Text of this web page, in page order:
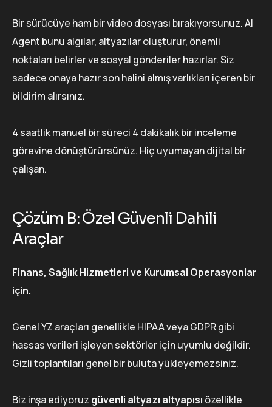
Bir sürücüye ham bir video dosyası bırakıyorsunuz. AI
Agent bunu algılar, altyazılar oluşturur, önemli
noktaları belirler ve sosyal gönderiler hazırlar. Siz
sadece onaya hazır son halini almış varlıkları içeren bir
bildirim alırsınız.
4 saatlik manuel bir süreci 4 dakikalık bir inceleme
görevine dönüştürürsünüz. Hiç uyumayan dijital bir
çalışan.
Çözüm B: Özel Güvenli Dahili
Araçlar
Finans, Sağlık Hizmetleri ve Kurumsal Operasyonlar
için.
Genel YZ araçları genellikle HIPAA veya GDPR gibi
hassas verileri işleyen sektörler için uyumlu değildir.
Gizli toplantıları genel bir buluta yükleyemezsiniz.
Biz inşa ediyoruz güvenli altyazı altyapısı özellikle